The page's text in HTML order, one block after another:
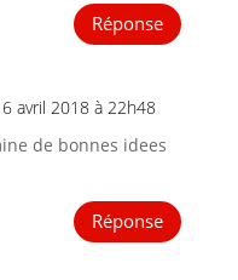
Réponse
avril 2018 à 22h48
de bonnes idees
Réponse